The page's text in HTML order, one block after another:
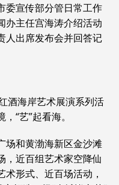
委宣传部分管日常工作
办主任宫海涛介绍活动
人出席发布会并回答记
酒海岸艺术展演系列活
“艺”起看海。
场和黄渤海新区金沙滩
，近百组艺术家空降仙
形式、近百场活动，